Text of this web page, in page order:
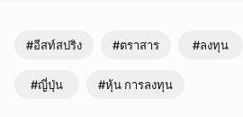
#อีสท์สปริง #ตราสาร #ลงทุน
#ญี่ปุ่น #หุ้น การลงทุน